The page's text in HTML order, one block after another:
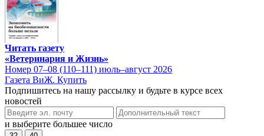
Читать газету
«Ветеринария и Жизнь»
Номер 07–08 (110–111) июль–август 2026
Газета ВиЖ. Купить
Подпишитесь на нашу рассылку и будьте в курсе всех
новостей
и выберите большее число